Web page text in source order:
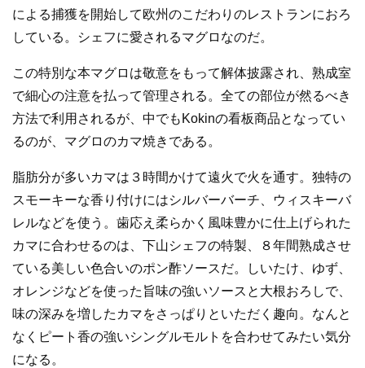
による捕獲を開始して欧州のこだわりのレストランにおろ
している。シェフに愛されるマグロなのだ。
この特別な本マグロは敬意をもって解体披露され、熟成室
で細心の注意を払って管理される。全ての部位が然るべき
方法で利用されるが、中でもKokinの看板商品となってい
るのが、マグロのカマ焼きである。
脂肪分が多いカマは３時間かけて遠火で火を通す。独特の
スモーキーな香り付けにはシルバーバーチ、ウィスキーバ
レルなどを使う。歯応え柔らかく風味豊かに仕上げられた
カマに合わせるのは、下山シェフの特製、８年間熟成させ
ている美しい色合いのポン酢ソースだ。しいたけ、ゆず、
オレンジなどを使った旨味の強いソースと大根おろしで、
味の深みを増したカマをさっぱりといただく趣向。なんと
なくピート香の強いシングルモルトを合わせてみたい気分
になる。